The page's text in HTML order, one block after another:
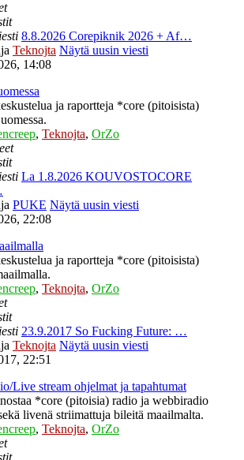
8.8.2026 Corepiknik 2026 + Af…
Teknojta Näytä uusin viesti
14:08
ja raportteja *core (pitoisista)
, Teknojta, OrZo
La 1.8.2026 KOUVOSTOCORE
PUKE Näytä uusin viesti
22:08
ja raportteja *core (pitoisista)
, Teknojta, OrZo
23.9.2017 So Fucking Future: …
Teknojta Näytä uusin viesti
22:51
Live stream ohjelmat ja tapahtumat
*core (pitoisia) radio ja webbiradio
livenä striimattuja bileitä maailmalta.
, Teknojta, OrZo